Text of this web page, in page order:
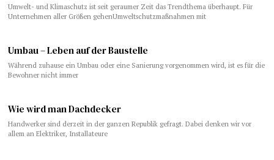
Umwelt- und Klimaschutz ist seit geraumer Zeit das Trendthema überhaupt. Für
Unternehmen aller Größen gehenUmweltschutzmaßnahmen mit
Umbau – Leben auf der Baustelle
Während zuhause ein Umbau oder eine Sanierung vorgenommen wird, ist es für die
Bewohner nicht immer
Wie wird man Dachdecker
Handwerker sind derzeit in der ganzen Republik gefragt. Dabei denken wir vor
allem an Elektriker, Installateure